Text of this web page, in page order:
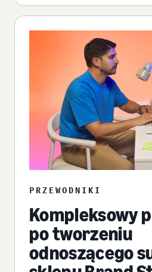
PRZEWODNIKI
Kompleksowy
po tworzeniu
odnoszącego